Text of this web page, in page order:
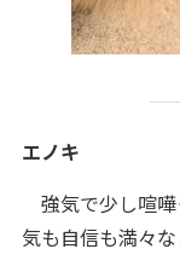
エノキ
強気で少し喧
気も自信も満々な